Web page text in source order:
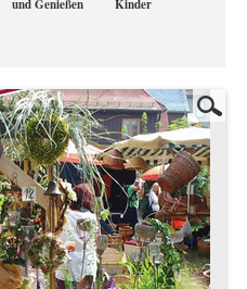
und Genießen
Kinder